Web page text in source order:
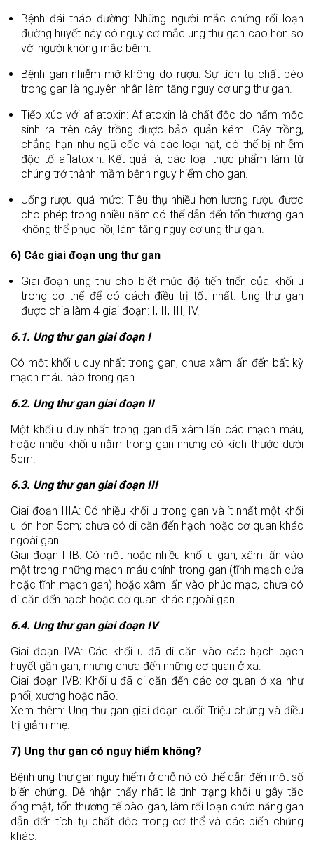
Bệnh đái tháo đường: Những người mắc chứng rối loạn
đường huyết này có nguy cơ mắc ung thư gan cao hơn so
với người không mắc bệnh.
Bệnh gan nhiễm mỡ không do rượu: Sự tích tụ chất béo
trong gan là nguyên nhân làm tăng nguy cơ ung thư gan.
Tiếp xúc với aflatoxin: Aflatoxin là chất độc do nấm mốc
sinh ra trên cây trồng được bảo quản kém. Cây trồng,
chẳng hạn như ngũ cốc và các loại hạt, có thể bị nhiễm
độc tố aflatoxin. Kết quả là, các loại thực phẩm làm từ
chúng trở thành mầm bệnh nguy hiểm cho gan.
Uống rượu quá mức: Tiêu thụ nhiều hơn lượng rượu được
cho phép trong nhiều năm có thể dẫn đến tổn thương gan
không thể phục hồi, làm tăng nguy cơ ung thư gan.
6) Các giai đoạn ung thư gan
Giai đoạn ung thư cho biết mức độ tiến triển của khối u
trong cơ thể để có cách điều trị tốt nhất. Ung thư gan
được chia làm 4 giai đoạn: I, II, III, IV.
6.1. Ung thư gan giai đoạn I
Có một khối u duy nhất trong gan, chưa xâm lấn đến bất kỳ
mạch máu nào trong gan.
6.2. Ung thư gan giai đoạn II
Một khối u duy nhất trong gan đã xâm lấn các mạch máu,
hoặc nhiều khối u nằm trong gan nhưng có kích thước dưới
5cm.
6.3. Ung thư gan giai đoạn III
Giai đoạn IIIA: Có nhiều khối u trong gan và ít nhất một khối
u lớn hơn 5cm; chưa có di căn đến hạch hoặc cơ quan khác
ngoài gan.
Giai đoạn IIIB: Có một hoặc nhiều khối u gan, xâm lấn vào
một trong những mạch máu chính trong gan (tĩnh mạch cửa
hoặc tĩnh mạch gan) hoặc xâm lấn vào phúc mạc, chưa có
di căn đến hạch hoặc cơ quan khác ngoài gan.
6.4. Ung thư gan giai đoạn IV
Giai đoạn IVA: Các khối u đã di căn vào các hạch bạch
huyết gần gan, nhưng chưa đến những cơ quan ở xa.
Giai đoạn IVB: Khối u đã di căn đến các cơ quan ở xa như
phổi, xương hoặc não.
Xem thêm: Ung thư gan giai đoạn cuối: Triệu chứng và điều
trị giảm nhẹ.
7) Ung thư gan có nguy hiểm không?
Bệnh ung thư gan nguy hiểm ở chỗ nó có thể dẫn đến một số
biến chứng. Dễ nhận thấy nhất là tình trạng khối u gây tắc
ống mật, tổn thương tế bào gan, làm rối loạn chức năng gan
dẫn đến tích tụ chất độc trong cơ thể và các biến chứng
khác.